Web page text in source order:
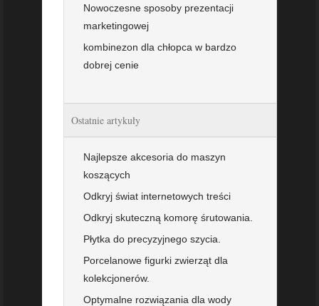
Nowoczesne sposoby prezentacji
marketingowej
kombinezon dla chłopca w bardzo
dobrej cenie
Ostatnie artykuły
Najlepsze akcesoria do maszyn
koszących
Odkryj świat internetowych treści
Odkryj skuteczną komorę śrutowania.
Płytka do precyzyjnego szycia.
Porcelanowe figurki zwierząt dla
kolekcjonerów.
Optymalne rozwiązania dla wody